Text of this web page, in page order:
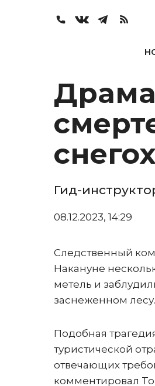
Гид-
08.12.2023, 14:29
Следственный
Накануне
метель и
заснеженном
Подобная
туристической
отвечающих
комментировал